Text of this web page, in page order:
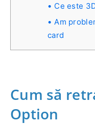
Ce este
Am
card
Cum să
Option